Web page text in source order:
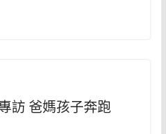
訪 爸媽孩子奔跑